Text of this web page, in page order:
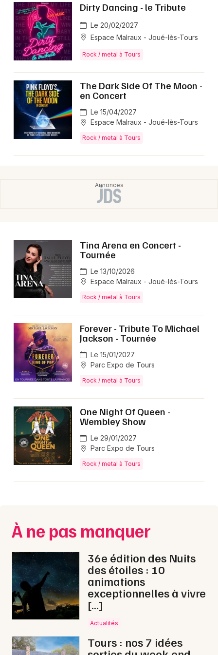
Newsletter des sorties
Actus à Tours
Magazine à Tours
Mon email
Dirty Dancing - le Tribute
Le 20/02/2027
Espace Malraux - Joué-lès-Tours
Rock / metal à Tours
The Dark Side Of The Moon -
en Concert
Le 15/04/2027
Espace Malraux - Joué-lès-Tours
Rock / metal à Tours
Tina Arena en Concert -
Tournée
Le 13/10/2026
Espace Malraux - Joué-lès-Tours
Rock / metal à Tours
Forever - Tribute To Michael
Jackson - Tournée
Le 15/01/2027
Parc Expo de Tours
Rock / metal à Tours
One Night Of Queen -
Wembley Show
Le 29/01/2027
Parc Expo de Tours
Rock / metal à Tours
À ne pas manquer
36e édition des Nuits
des étoiles : 10
animations
exceptionnelles à vivre
[…]
Actualités
Tours : nos 7 idées